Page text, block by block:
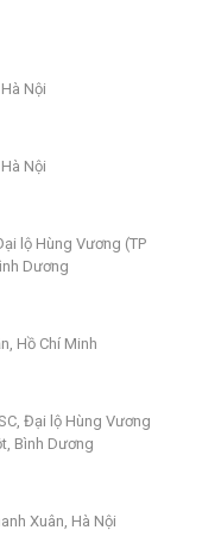
Nội
Nội
lộ Hùng Vương (TP
Dương
Hồ Chí Minh
Đại lộ Hùng Vương
Bình Dương
Xuân, Hà Nội